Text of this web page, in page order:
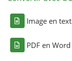
Image en
PDF en Word